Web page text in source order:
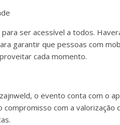
ser acessível a todos.
garantir que pessoas com
cada momento.
o evento conta com o
compromisso com a valorização